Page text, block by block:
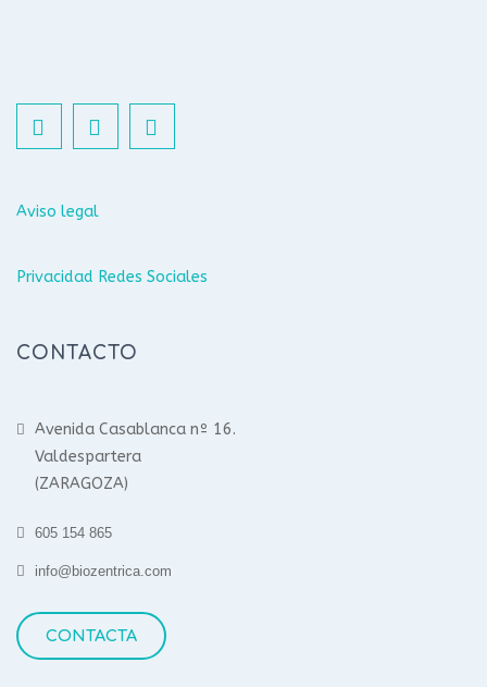
Aviso legal
Privacidad Redes Sociales
CONTACTO
Avenida Casablanca nº 16.
Valdespartera
(ZARAGOZA)
605 154 865
info@biozentrica.com
CONTACTA